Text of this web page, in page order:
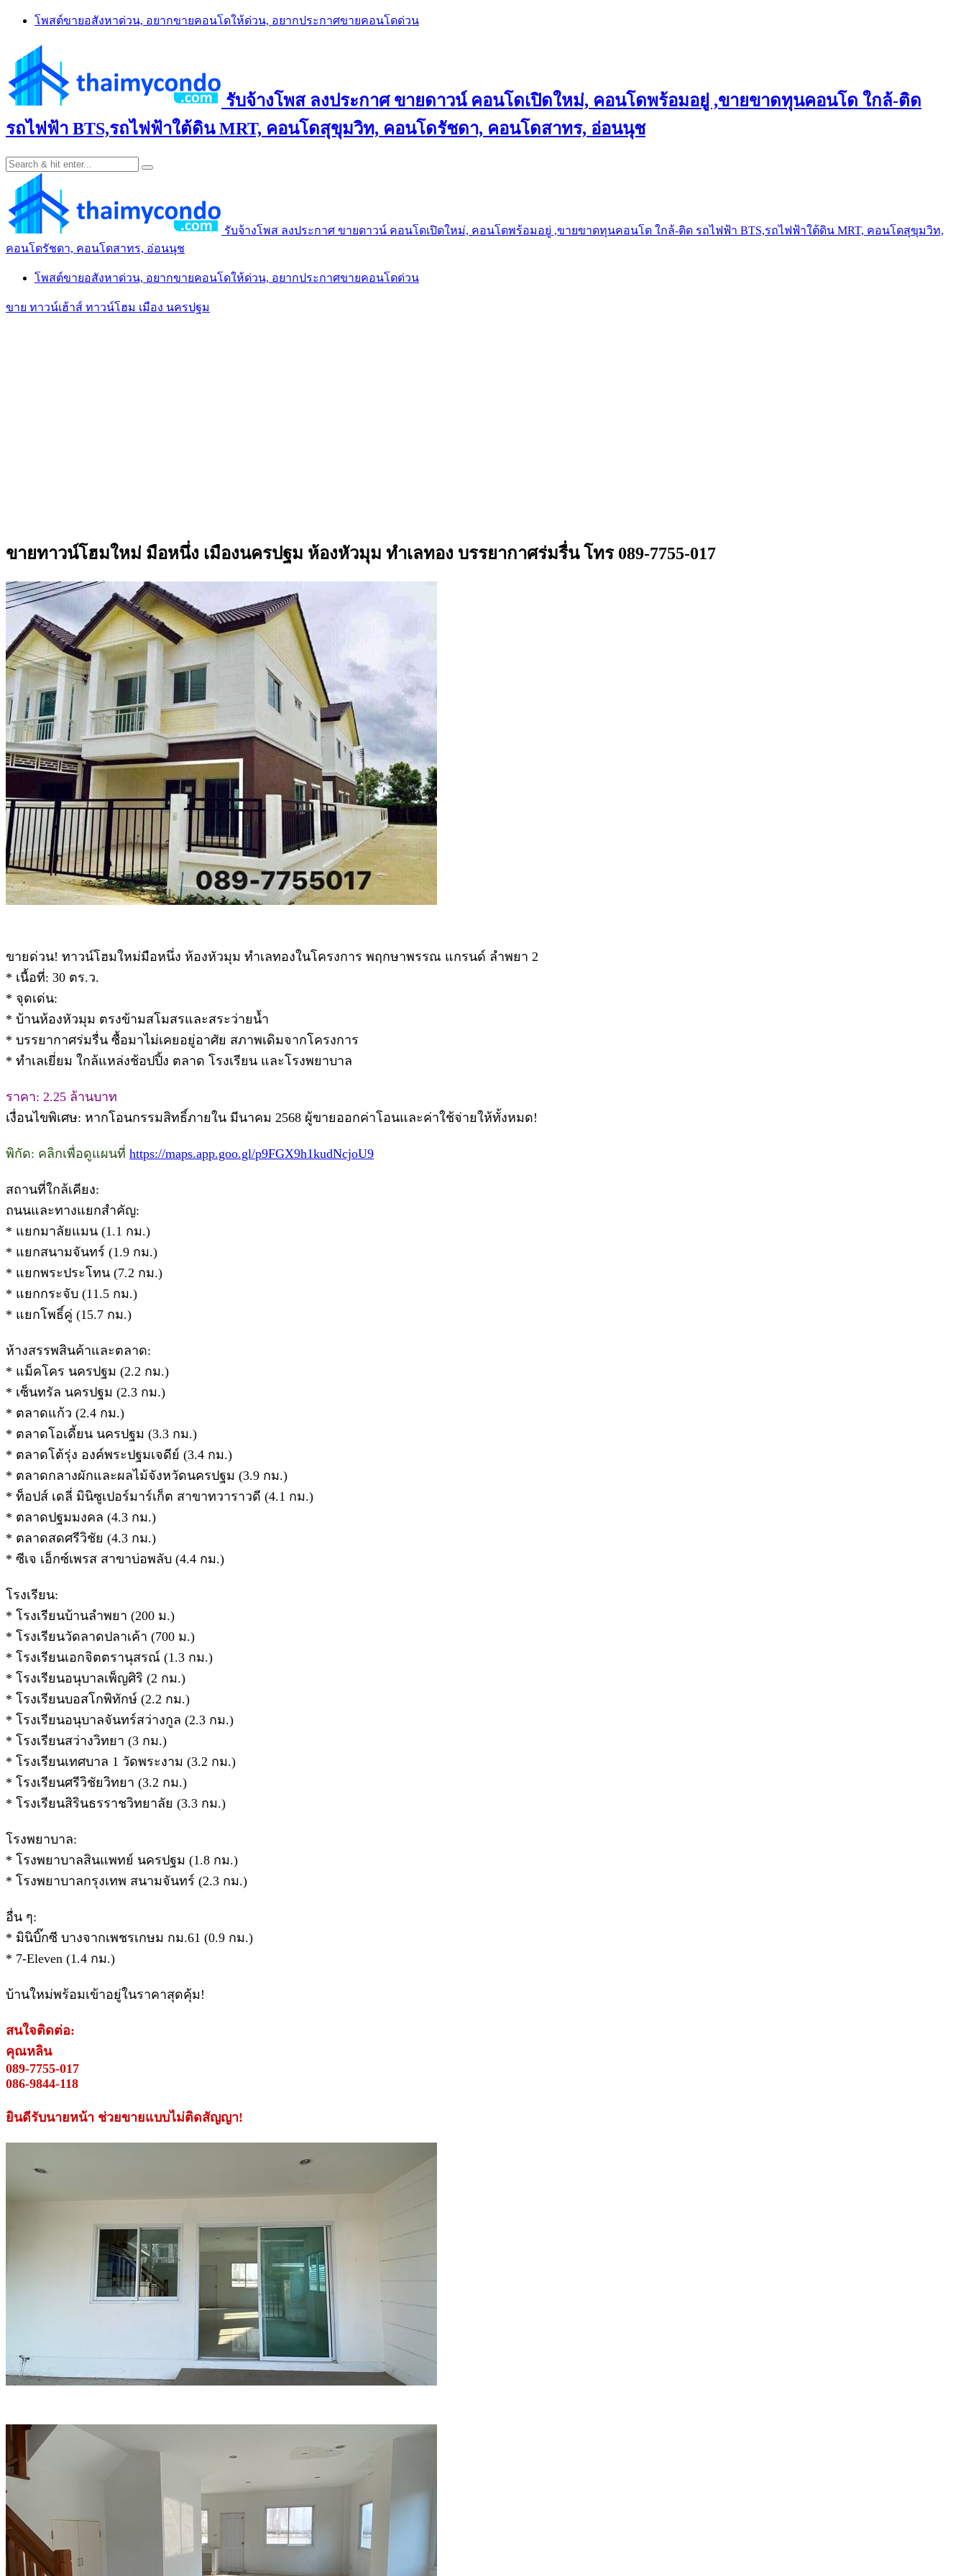
Skip
โพสต์ขายอสังหาด่วน, อยากขายคอนโดให้ด่วน, อยากประกาศขายคอนโดด่วน
รับจ้างโพส ลงประกาศ ขายดาวน์ คอนโดเปิดใหม่, คอนโดพร้อมอยู่ ,ขายขาดทุนคอนโด ใกล้-ติด
รถไฟฟ้า BTS,รถไฟฟ้าใต้ดิน MRT, คอนโดสุขุมวิท, คอนโดรัชดา, คอนโดสาทร, อ่อนนุช
รับจ้างโพส ลงประกาศ ขายดาวน์ คอนโดเปิดใหม่, คอนโดพร้อมอยู่ ,ขายขาดทุนคอนโด ใกล้-ติด รถไฟฟ้า BTS,รถไฟฟ้าใต้ดิน MRT, คอนโดสุขุมวิท,
คอนโดรัชดา, คอนโดสาทร, อ่อนนุช
โพสต์ขายอสังหาด่วน, อยากขายคอนโดให้ด่วน, อยากประกาศขายคอนโดด่วน
ขาย ทาวน์เฮ้าส์ ทาวน์โฮม เมือง นครปฐม
ขายทาวน์โฮมใหม่ มือหนึ่ง เมืองนครปฐม ห้องหัวมุม ทำเลทอง บรรยากาศร่มรื่น โทร 089-7755-017
ขายด่วน! ทาวน์โฮมใหม่มือหนึ่ง ห้องหัวมุม ทำเลทองในโครงการ พฤกษาพรรณ แกรนด์ ลำพยา 2
* เนื้อที่: 30 ตร.ว.
* จุดเด่น:
* บ้านห้องหัวมุม ตรงข้ามสโมสรและสระว่ายน้ำ
* บรรยากาศร่มรื่น ซื้อมาไม่เคยอยู่อาศัย สภาพเดิมจากโครงการ
* ทำเลเยี่ยม ใกล้แหล่งช้อปปิ้ง ตลาด โรงเรียน และโรงพยาบาล
ราคา: 2.25 ล้านบาท
เงื่อนไขพิเศษ: หากโอนกรรมสิทธิ์ภายใน มีนาคม 2568 ผู้ขายออกค่าโอนและค่าใช้จ่ายให้ทั้งหมด!
พิกัด: คลิกเพื่อดูแผนที่ https://maps.app.goo.gl/p9FGX9h1kudNcjoU9
สถานที่ใกล้เคียง:
ถนนและทางแยกสำคัญ:
* แยกมาลัยแมน (1.1 กม.)
* แยกสนามจันทร์ (1.9 กม.)
* แยกพระประโทน (7.2 กม.)
* แยกกระจับ (11.5 กม.)
* แยกโพธิ์คู่ (15.7 กม.)
ห้างสรรพสินค้าและตลาด:
* แม็คโคร นครปฐม (2.2 กม.)
* เซ็นทรัล นครปฐม (2.3 กม.)
* ตลาดแก้ว (2.4 กม.)
* ตลาดโอเดี้ยน นครปฐม (3.3 กม.)
* ตลาดโต้รุ่ง องค์พระปฐมเจดีย์ (3.4 กม.)
* ตลาดกลางผักและผลไม้จังหวัดนครปฐม (3.9 กม.)
* ท็อปส์ เดลี่ มินิซูเปอร์มาร์เก็ต สาขาทวาราวดี (4.1 กม.)
* ตลาดปฐมมงคล (4.3 กม.)
* ตลาดสดศรีวิชัย (4.3 กม.)
* ซีเจ เอ็กซ์เพรส สาขาบ่อพลับ (4.4 กม.)
โรงเรียน:
* โรงเรียนบ้านลำพยา (200 ม.)
* โรงเรียนวัดลาดปลาเค้า (700 ม.)
* โรงเรียนเอกจิตตรานุสรณ์ (1.3 กม.)
* โรงเรียนอนุบาลเพ็ญศิริ (2 กม.)
* โรงเรียนบอสโกพิทักษ์ (2.2 กม.)
* โรงเรียนอนุบาลจันทร์สว่างกูล (2.3 กม.)
* โรงเรียนสว่างวิทยา (3 กม.)
* โรงเรียนเทศบาล 1 วัดพระงาม (3.2 กม.)
* โรงเรียนศรีวิชัยวิทยา (3.2 กม.)
* โรงเรียนสิรินธรราชวิทยาลัย (3.3 กม.)
โรงพยาบาล:
* โรงพยาบาลสินแพทย์ นครปฐม (1.8 กม.)
* โรงพยาบาลกรุงเทพ สนามจันทร์ (2.3 กม.)
อื่น ๆ:
* มินิบิ๊กซี บางจากเพชรเกษม กม.61 (0.9 กม.)
* 7-Eleven (1.4 กม.)
บ้านใหม่พร้อมเข้าอยู่ในราคาสุดคุ้ม!
สนใจติดต่อ:
คุณหลิน
089-7755-017
086-9844-118
ยินดีรับนายหน้า ช่วยขายแบบไม่ติดสัญญา!